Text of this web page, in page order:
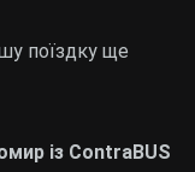
поїздку ще
із ContraBUS